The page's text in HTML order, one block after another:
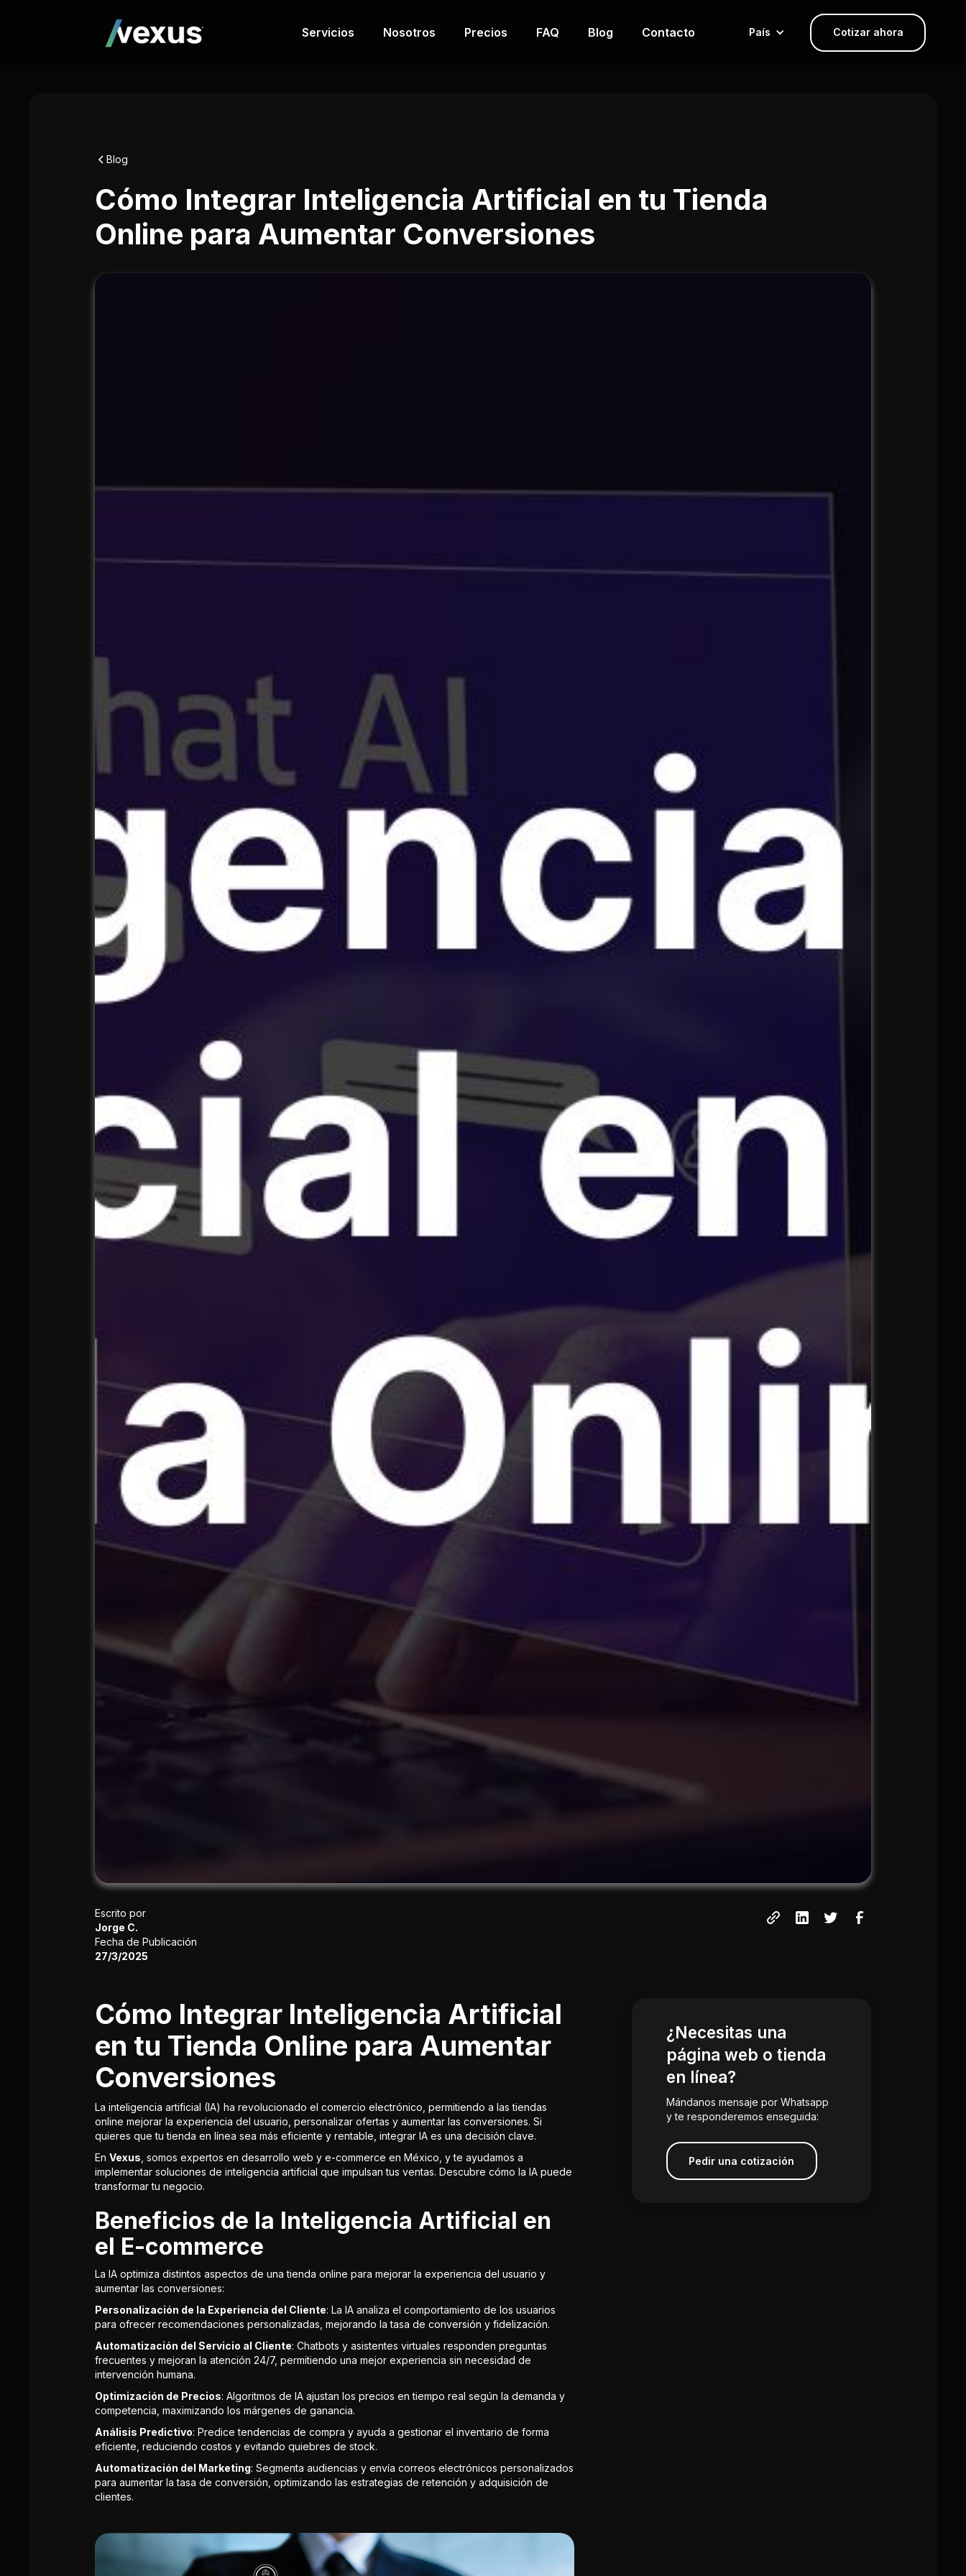
Servicios Nosotros Precios FAQ Blog Contacto País Cotizar ahora
Blog
Cómo Integrar Inteligencia Artificial en tu Tienda
Online para Aumentar Conversiones
Escrito por
Jorge C.
Fecha de Publicación
27/3/2025
Cómo Integrar Inteligencia Artificial
en tu Tienda Online para Aumentar
Conversiones
La inteligencia artificial (IA) ha revolucionado el comercio electrónico, permitiendo a las tiendas
online mejorar la experiencia del usuario, personalizar ofertas y aumentar las conversiones. Si
quieres que tu tienda en línea sea más eficiente y rentable, integrar IA es una decisión clave.
En Vexus , somos expertos en desarrollo web y e-commerce en México, y te ayudamos a
implementar soluciones de inteligencia artificial que impulsan tus ventas. Descubre cómo la IA puede
transformar tu negocio.
Beneficios de la Inteligencia Artificial en
el E-commerce
La IA optimiza distintos aspectos de una tienda online para mejorar la experiencia del usuario y
aumentar las conversiones:
Personalización de la Experiencia del Cliente: La IA analiza el comportamiento de los usuarios
para ofrecer recomendaciones personalizadas, mejorando la tasa de conversión y fidelización.
Automatización del Servicio al Cliente: Chatbots y asistentes virtuales responden preguntas
frecuentes y mejoran la atención 24/7, permitiendo una mejor experiencia sin necesidad de
intervención humana.
Optimización de Precios: Algoritmos de IA ajustan los precios en tiempo real según la demanda y
competencia, maximizando los márgenes de ganancia.
Análisis Predictivo: Predice tendencias de compra y ayuda a gestionar el inventario de forma
eficiente, reduciendo costos y evitando quiebres de stock.
Automatización del Marketing: Segmenta audiencias y envía correos electrónicos personalizados
para aumentar la tasa de conversión, optimizando las estrategias de retención y adquisición de
clientes.
¿Necesitas una
página web o tienda
en línea?
Mándanos mensaje por Whatsapp
y te responderemos enseguida:
Pedir una cotización